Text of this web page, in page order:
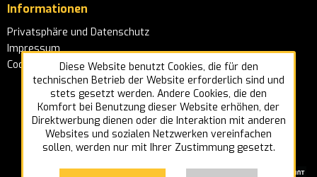
Informationen
Privatsphäre und Datenschutz
Impressum
Cookie-EinstellungenDiese Website benutzt Cookies, die für den
technischen Betrieb der Website erforderlich sind und
stets gesetzt werden. Andere Cookies, die den
Komfort bei Benutzung dieser Website erhöhen, der
Direktwerbung dienen oder die Interaktion mit anderen
Websites und sozialen Netzwerken vereinfachen
sollen, werden nur mit Ihrer Zustimmung gesetzt.